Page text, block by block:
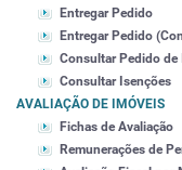
Entregar Pedido
Entregar Pedido
Consultar Pedido de
Consultar Isenções
AVALIAÇÃO DE IMÓVEIS
Fichas de Avaliação
Remunerações de